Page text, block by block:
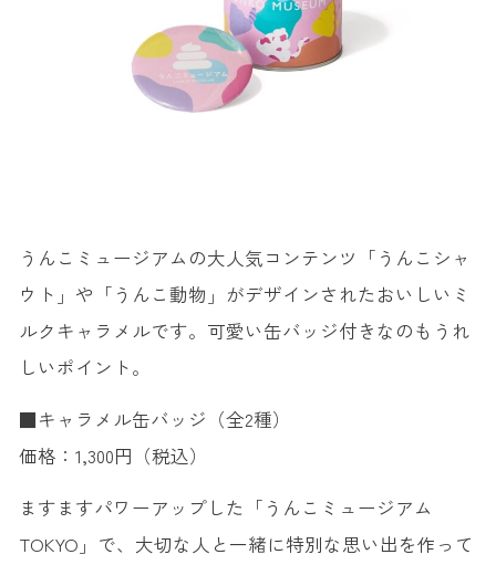
うんこミュージアムの大人気コンテンツ「うんこシャ
ウト」や「うんこ動物」がデザインされたおいしいミ
ルクキャラメルです。可愛い缶バッジ付きなのもうれ
しいポイント。
■キャラメル缶バッジ（全2種）
価格：1,300円（税込）
ますますパワーアップした「うんこミュージアム
TOKYO」で、大切な人と一緒に特別な思い出を作って